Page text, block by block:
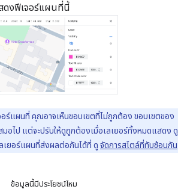
ดงฟีเจอร์แผนที่นี้
อร์แผนที่ คุณอาจเห็นขอบเขตที่ไม่ถูกต้อง ขอบเขตของ
อไป แต่จะปรับให้ดูถูกต้องเมื่อเลเยอร์ทั้งหมดแสดง ดู
เยอร์แผนที่ส่งผลต่อกันได้ที่ ดู จัดการสไตล์ที่ทับซ้อนกัน
ข้อมูลนี้มีประโยชน์ไหม